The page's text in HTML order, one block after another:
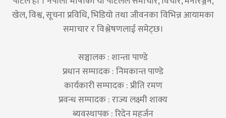
खेल, विश्व, सूचना प्रविधि, भिडियो तथा जीवनका विभिन्न आयामका
समाचार र विश्लेषणलाई समेट्छ।
सञ्चालक : शान्ता पाण्डे
प्रधान सम्पादक : निमकान्त पाण्डे
कार्यकारी सम्पादक : प्रीति रमण
प्रवन्ध सम्पादक : राज्य लक्ष्मी शाक्य
ब्यवस्थापक : रिदेन महर्जन